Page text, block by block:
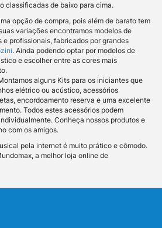
classificadas de baixo para cima.
opção de compra, pois além de barato tem
variações encontramos modelos de
profissionais, fabricados por grandes
. Ainda podendo optar por modelos de
e escolher entre as cores mais
alguns Kits para os iniciantes que
elétrico ou acústico, acessórios
encordoamento reserva e uma excelente
Todos estes acessórios podem
Conheça nossos produtos e
com os amigos.
pela internet é muito prático e cômodo.
a melhor loja online de